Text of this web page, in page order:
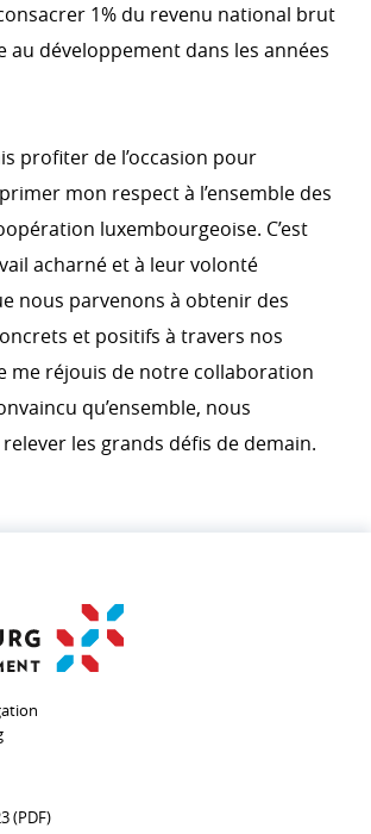
1% du revenu national brut
au développement dans les années
profiter de l’occasion pour
mon respect à l’ensemble des
luxembourgeoise. C’est
acharné et à leur volonté
nous parvenons à obtenir des
et positifs à travers nos
me réjouis de notre collaboration
qu’ensemble, nous
les grands défis de demain.
(PDF)